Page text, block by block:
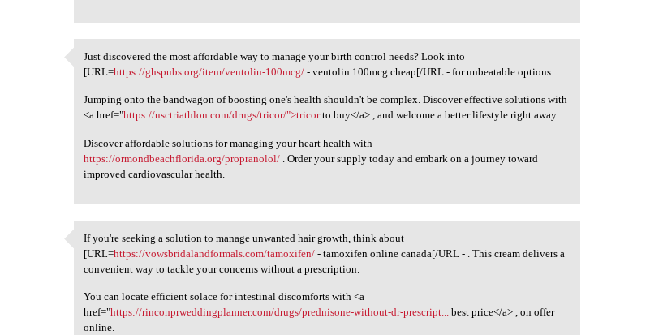
Just discovered the most
Just discovered the most affordable way to manage your birth control needs? Look into
[URL=https://ghspubs.org/item/ventolin-100mcg/ - ventolin 100mcg cheap[/URL - for unbeatable options.
Jumping onto the bandwagon of boosting one's health shouldn't be complex. Discover effective solutions with
<a href="https://usctriathlon.com/drugs/tricor/">tricorto buy</a> , and welcome a better lifestyle right away.
Discover affordable solutions for managing your heart health with
https://ormondbeachflorida.org/propranolol/ . Order your supply today and embark on a journey toward
improved cardiovascular health.
If you're seeking a solution
If you're seeking a solution to manage unwanted hair growth, think about
[URL=https://vowsbridalandformals.com/tamoxifen/ - tamoxifen online canada[/URL - . This cream delivers a
convenient way to tackle your concerns without a prescription.
You can locate efficient solace for intestinal discomforts with <a
href="https://rinconprweddingplanner.com/drugs/prednisone-without-dr-prescript... best price</a> , on offer
online.